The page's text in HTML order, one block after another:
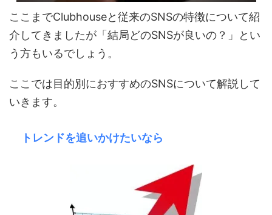
ここまでClubhouseと従来のSNSの特徴について紹
介してきましたが「結局どのSNSが良いの？」とい
う方もいるでしょう。
ここでは目的別におすすめのSNSについて解説して
いきます。
トレンドを追いかけたいなら